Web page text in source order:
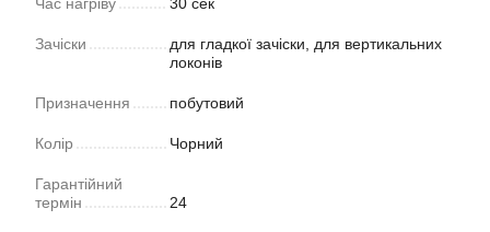
Зачіски
для гладкої зачіски, для вертикальних
локонів
Призначення побутовий
Колір Чорний
Гарантійний
термін
24